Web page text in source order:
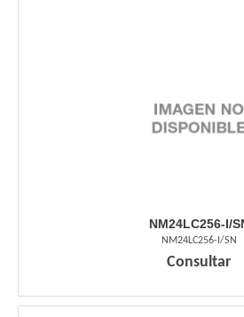
NM24LC256-I/
NM24LC256-I/SN
Consultar